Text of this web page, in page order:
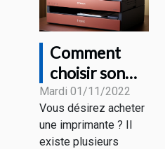
Comment
choisir son
imprimante ?
Mardi 01/11/2022
Vous désirez acheter
une imprimante ? Il
existe plusieurs